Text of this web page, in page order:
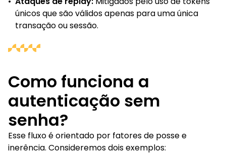
únicos que são válidos apenas para uma única
transação ou sessão.
Como funciona a
autenticação sem
senha?
Esse fluxo é orientado por fatores de posse e
inerência. Consideremos dois exemplos: